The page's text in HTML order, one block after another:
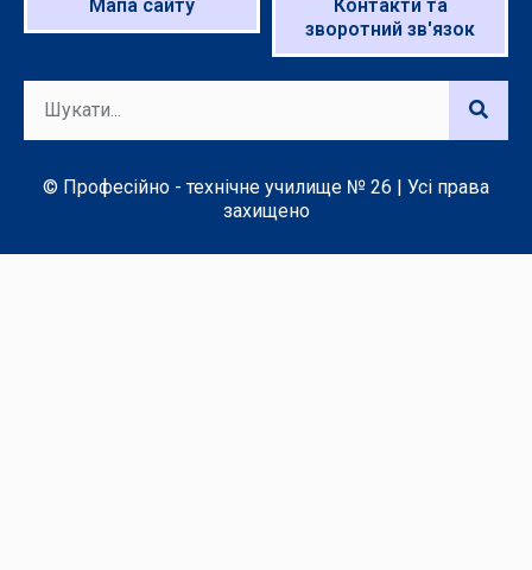
Мапа сайту
Контакти та
зворотний зв'язок
© Професійно - технічне училище № 26 | Усі права
захищено